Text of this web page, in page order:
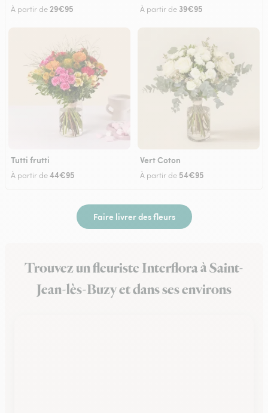
À partir de 29€95 À partir de 39€95
Tutti frutti
À partir de44€95
Vert Coton
À partir de 54€95
Faire livrer des fleurs
Trouvez un fleuriste Interflora à Saint-
Jean-lès-Buzy et dans ses environs